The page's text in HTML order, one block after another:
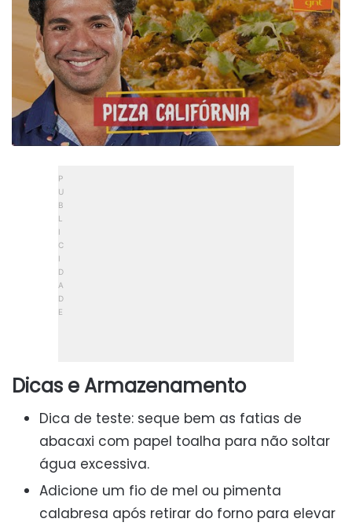
Dicas e Armazenamento
Dica de teste: seque bem as fatias de
abacaxi com papel toalha para não soltar
água excessiva.
Adicione um fio de mel ou pimenta
calabresa após retirar do forno para elevar